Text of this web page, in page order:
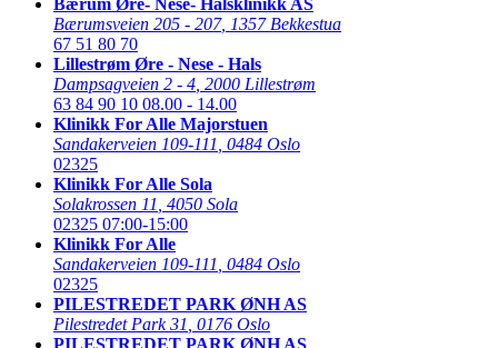
Bærumsveien 205 - 207, 1357 Bekkestua
67 51 80 70
Lillestrøm Øre - Nese - Hals
Dampsagveien 2 - 4 2000 Lillestrøm
63 84 90 10 08.00 - 14.00
Klinikk For Alle Majorstuen
Sandakerveien 109-111 0484 Oslo
02325
Klinikk For Alle Sola
Solakrossen 11 4050 Sola
02325 07:00-15:00
Klinikk For Alle
Sandakerveien 109-111 0484 Oslo
02325
PILESTREDET PARK ØNH AS
Pilestredet Park 31 0176 Oslo
PILESTREDET PARK ØNH AS